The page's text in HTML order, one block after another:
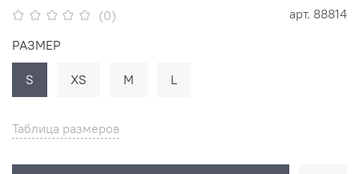
(0) арт. 88814
Таблица размеров
РАЗМЕР
S XS M L